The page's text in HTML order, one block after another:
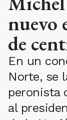
nuevo
de
En un
Norte, se
peronista
al